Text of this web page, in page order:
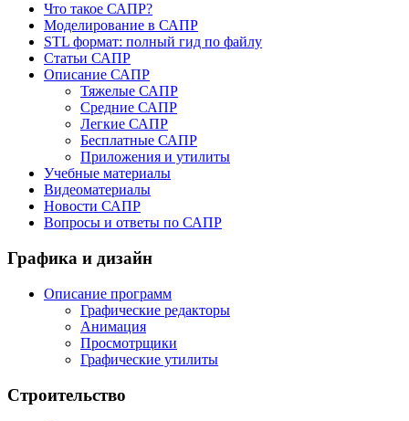
Что такое САПР?
Моделирование в САПР
STL формат: полный гид по файлу
Статьи САПР
Описание САПР
Тяжелые САПР
Средние САПР
Легкие САПР
Бесплатные САПР
Приложения и утилиты
Учебные материалы
Видеоматериалы
Новости САПР
Вопросы и ответы по САПР
Графика и дизайн
Описание программ
Графические редакторы
Анимация
Просмотрщики
Графические утилиты
Строительство